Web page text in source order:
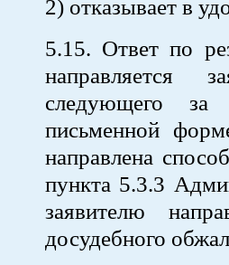
2) отказывает в
5.15. Ответ по
направляется
следующего
письменной
направлена
пункта 5.3.3
заявителю
досудебного